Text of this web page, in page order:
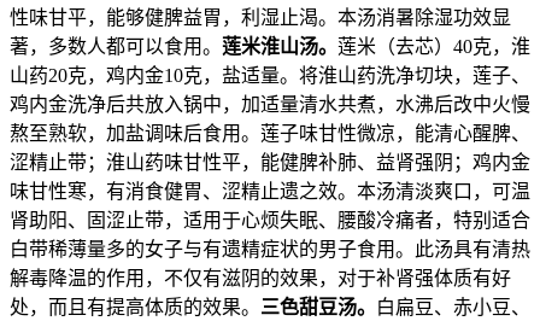
性味甘平，能够健脾益胃，利湿止渴。本汤消暑除湿功效显
著，多数人都可以食用。 莲米淮山汤。 莲米（去芯）40克，淮
山药20克，鸡内金10克，盐适量。将淮山药洗净切块，莲子、
鸡内金洗净后共放入锅中，加适量清水共煮，水沸后改中火慢
熬至熟软，加盐调味后食用。莲子味甘性微凉，能清心醒脾、
涩精止带；淮山药味甘性平，能健脾补肺、益肾强阴；鸡内金
味甘性寒，有消食健胃、涩精止遗之效。本汤清淡爽口，可温
肾助阳、固涩止带，适用于心烦失眠、腰酸冷痛者，特别适合
白带稀薄量多的女子与有遗精症状的男子食用。此汤具有清热
解毒降温的作用，不仅有滋阴的效果，对于补肾强体质有好
处，而且有提高体质的效果。 三色甜豆汤。
白扁豆、赤小豆、